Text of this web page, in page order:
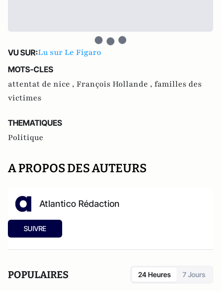
VU SUR:Lu sur Le Figaro
MOTS-CLES
attentat de nice , François Hollande , familles des
victimes
THEMATIQUES
Politique
A PROPOS DES AUTEURS
Atlantico Rédaction
SUIVRE
POPULAIRES 24 Heures 7 Jours